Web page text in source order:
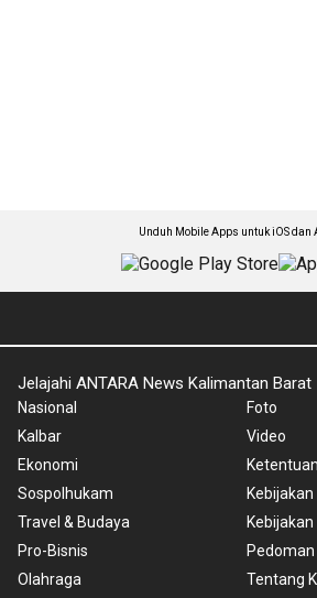
Unduh Mobile Apps untuk iOS dan
Jelajahi ANTARA News Kalimantan Barat
Nasional
Kalbar
Ekonomi
Sospolhukam
Travel & Budaya
Pro-Bisnis
Olahraga
Foto
Video
Tentang